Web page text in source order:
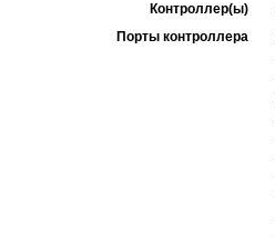
Контроллер(ы)
Порты контроллера